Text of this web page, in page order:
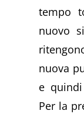
tempo
nuovo
nuova
e
Per la